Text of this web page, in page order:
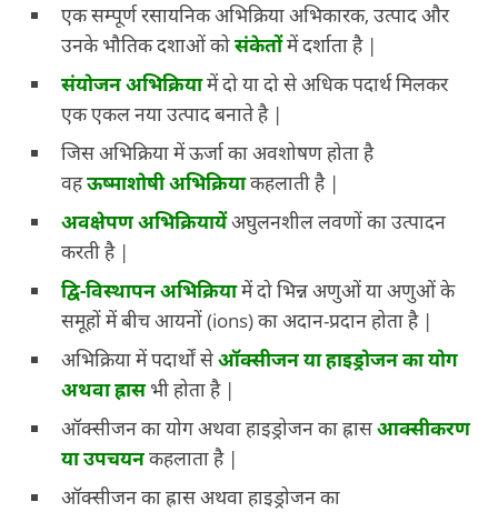
एक सम्पूर्ण रसायनिक अभिक्रिया अभिकारक, उत्पाद और
उनके भौतिक दशाओं कोसंकेतोंमें दर्शाता है |
संयोजन अभिक्रियामें दो या दो से अधिक पदार्थ मिलकर
एक एकल नया उत्पाद बनाते है |
जिस अभिक्रिया में ऊर्जा का अवशोषण होता है
वहऊष्माशोषी अभिक्रियाकहलाती है |
अवक्षेपण अभिक्रियायेंअघुलनशील लवणों का उत्पादन
करती है |
द्वि-विस्थापन अभिक्रियामें दो भिन्न अणुओं या अणुओं के
समूहों में बीच आयनों (ions) का अदान-प्रदान होता है |
अभिक्रिया में पदार्थों सेऑक्सीजन या हाइड्रोजन का योग
अथवा ह्रासभी होता है |
ऑक्सीजन का योग अथवा हाइड्रोजन का ह्रासआक्सीकरण
या उपचयनकहलाता है |
ऑक्सीजन का ह्रास अथवा हाइड्रोजन का